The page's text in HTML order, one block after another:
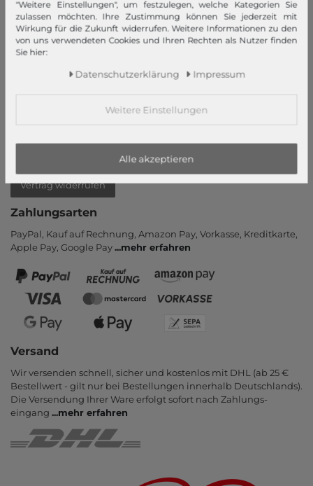
Login
Neukunde?
Informationen
Zahlung und Versand
Vertrag widerrufen
Zahlungsarten
PayPal, Kauf auf Rechnung, Amazon Pay, Vor­kasse, Kredit­karte,
Apple Pay, Google Pay...mehr erfahren
Versand
Wir versenden schnell, sicher und kostenlos mit DHL (ab 25 €
Bestell­wert - gilt nur bei Bestel­lungen inner­halb Deutsch­lands).
Die Ver­sendung Ihrer Ware er­folgt sofort nach Zahlungs­
eingang ...mehr erfahren
"Weitere Einstellungen", um festzulegen, welche Kategorien Sie
zulassen möchten. Ihre Zustimmung können Sie jederzeit mit
Wirkung für die Zukunft widerrufen. Weitere Informationen zu den
von uns verwendeten Cookies und Ihren Rechten als Nutzer finden
Sie hier:
Daten­schutz­erklärung Impressum
Weitere Einstellungen
Alle akzeptieren